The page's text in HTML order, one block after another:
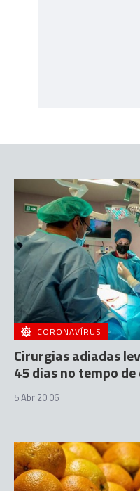
CORONAVÍRUS
Cirurgias adiadas
45 dias no tempo de
5 Abr 20:06